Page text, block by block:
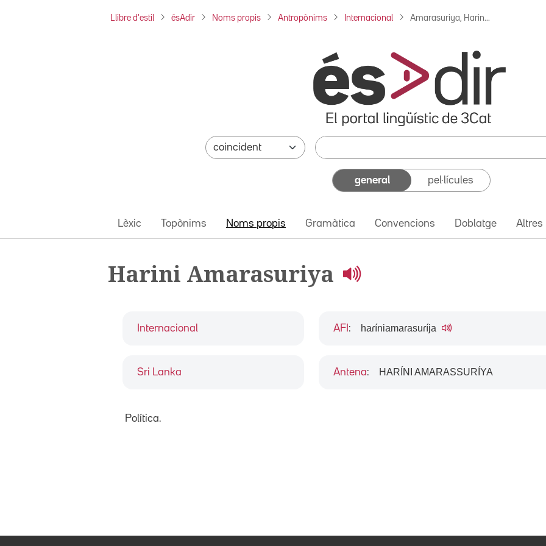
Llibre d'estil ésAdir Noms propis Antropònims Internacional Amarasuriya, Harin...
general pel·lícules
Lèxic Topònims Noms propis Gramàtica Convencions Doblatge Altres
Harini Amarasuriya
Internacional
Sri Lanka
AFI : haɾíniamaɾasuɾíja
Antena: HARÍNI AMARASSURÍYA
Política.